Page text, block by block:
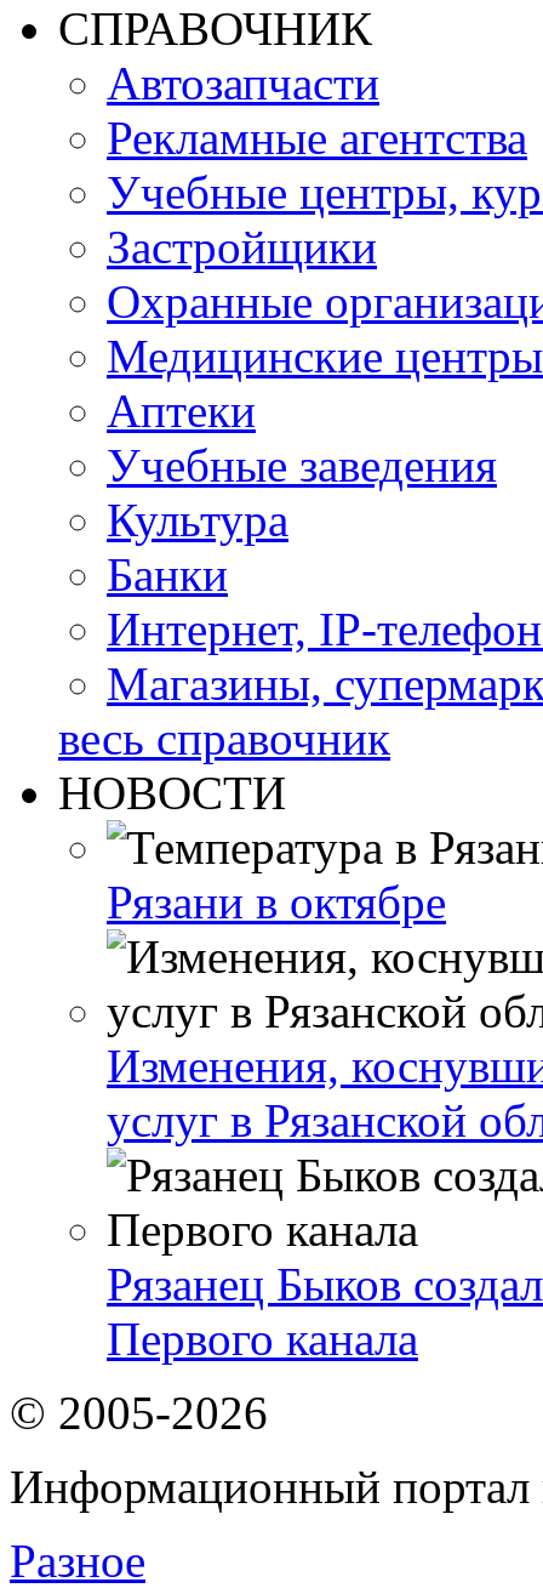
СПРАВОЧНИК
Автозапчасти
Рекламные агентства
Учебные центры,
Застройщики
Охранные
Медицинские центры
Аптеки
Учебные заведения
Культура
Банки
Интернет, IP-
Магазины,
весь справочник
НОВОСТИ
Рязани в октябре
Изменения,
услуг в Рязанской
Рязанец Быков
Первого канала
© 2005-2026
Информационный портал
Разное